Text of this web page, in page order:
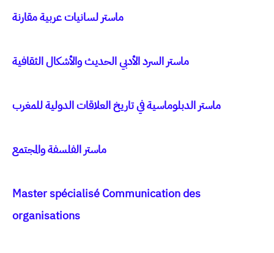
ماستر لسانيات عربية مقارنة
ماستر السرد الأدبي الحديث والأشكال الثقافية
ماستر الدبلوماسية في تاريخ العلاقات الدولية للمغرب
ماستر الفلسفة والمجتمع
Master spécialisé Communication des
organisations